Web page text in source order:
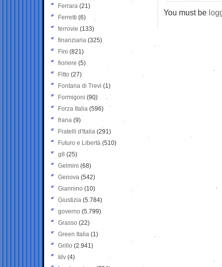
You must be
Ferrara (21)
Ferretti (6)
ferrovie (133)
finanziaria (325)
Fini (821)
fioriere (5)
Fitto (27)
Fontana di Trevi (1)
Formigoni (90)
Forza Italia (596)
frana (9)
Fratelli d'Italia (291)
Futuro e Libertà (510)
g8 (25)
Gelmini (68)
Genova (542)
Giannino (10)
Giustizia (5.784)
governo (5.799)
Grasso (22)
Green Italia (1)
Grillo (2.941)
Idv (4)